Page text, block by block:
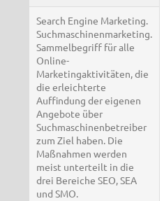
Search Engine Marketing.
Suchmaschinenmarketing.
Sammelbegriff für alle
Online-
Marketingaktivitäten, die
die erleichterte
Auffindung der eigenen
Angebote über
Suchmaschinenbetreiber
zum Ziel haben. Die
Maßnahmen werden
meist unterteilt in die
drei Bereiche SEO, SEA
und SMO.